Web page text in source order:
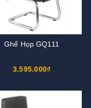
Ghế Họp GQ111
3.595.000₫